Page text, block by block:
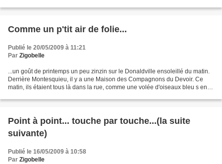
Comme un p'tit air de folie...
Publié le 20/05/2009 à 11:21
Par Zigobelle
...un goût de printemps un peu zinzin sur le Donaldville ensoleillé du matin.
Derrière Montesquieu, il y a une Maison des Compagnons du Devoir. Ce
matin, ils étaient tous là dans la rue, comme une volée d'oiseaux bleu s en
Point à point... touche par touche...(la suite
suivante)
Publié le 16/05/2009 à 10:58
Par Zigobelle